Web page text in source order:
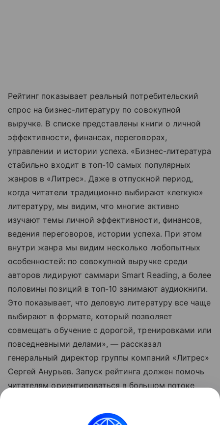
Рейтинг показывает реальный потребительский
спрос на бизнес-литературу по совокупной
выручке. В списке представлены книги о личной
эффективности, финансах, переговорах,
управлении и истории успеха. «Бизнес-литература
стабильно входит в топ-10 самых популярных
жанров в «Литрес». Даже в отпускной период,
когда читатели традиционно выбирают «легкую»
литературу, мы видим, что многие активно
изучают темы личной эффективности, финансов,
ведения переговоров, истории успеха. При этом
внутри жанра мы видим несколько любопытных
особенностей: по совокупной выручке среди
авторов лидируют саммари Smart Reading, а более
половины позиций в топ-10 занимают аудиокниги.
Это показывает, что деловую литературу все чаще
выбирают в формате, который позволяет
совмещать обучение с дорогой, тренировками или
повседневными делами», — рассказал
генеральный директор группы компаний «Литрес»
Сергей Анурьев. Запуск рейтинга должен помочь
читателям ориентироваться в большом потоке